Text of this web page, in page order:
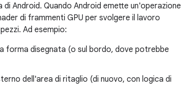
Android. Quando Android emette un'operazione
di frammenti GPU per svolgere il lavoro
Ad esempio:
forma disegnata (o sul bordo, dove potrebbe
dell'area di ritaglio (di nuovo, con logica di